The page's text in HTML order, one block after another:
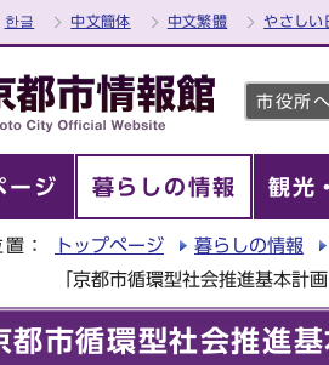
한글 中文簡体 中文繁體 やさしい
市役所
ージ 暮らしの情報 観光
： トップページ 暮らしの情報
「京都市循環型社会推進基本
都市循環型社会推進